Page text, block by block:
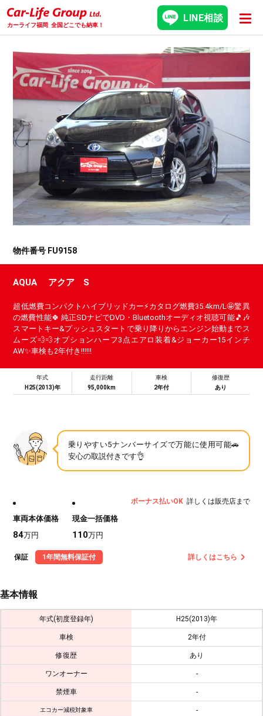
カーライフ福岡 全国どこでも納車！
LINE相談
物件番号 FU9158
AQUA アクア S
超低燃費コンパクトハイブリッドカー⚡カタログ燃費35.4km/L🤩驚異
の燃費性能🍀 純正SDナビでDVD・Bluetoothオーディオ視聴可能🎵🎶
スマートキー&プッシュスタートで乗り降りからエンジン始動までス
ムーズ💨💨オプションハーフ3点エアロ装着&ジョーカー15インチ
AW✨車検も2年付き!!!!!!
年式
H25(2013)年
走行距離
95,000km
車検
2年付
修復歴
あり
乗りやすい5ナンバーサイズで万能に使用可能🚗
安心の取説付きです👌
車両本体価格
84万円
現金一括価格
110万円
ボーナス払いOK 詳しくは販売店まで
保証 1年間無料保証付 詳しくはこちら
基本情報
年式(初度登録年) H25(2013)年
車検 2年付
修復歴 あり
ワンオーナー -
禁煙車 -
エコカー減税対象車 -